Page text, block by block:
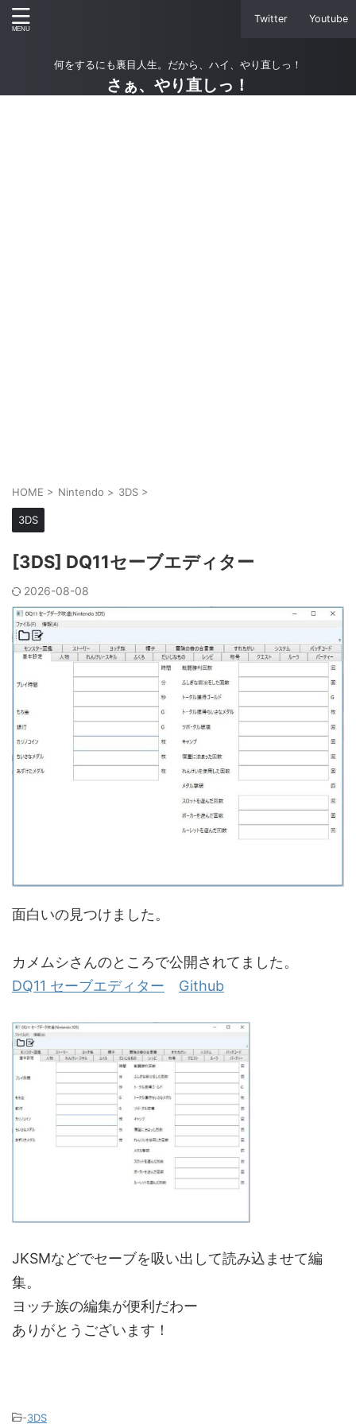
Twitter Youtube
何をするにも裏目人生。だから、ハイ、やり直しっ！
さぁ、やり直しっ！
HOME > Nintendo > 3DS >
3DS
[3DS] DQ11セーブエディター
2026-08-08
面白いの見つけました。
カメムシさんのところで公開されてました。
DQ11 セーブエディター
Github
JKSMなどでセーブを吸い出して読み込ませて編
集。
ヨッチ族の編集が便利だわー
ありがとうございます！
-3DS